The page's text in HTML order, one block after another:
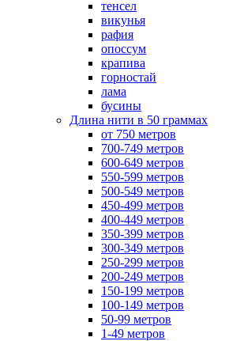
тенсел
викунья
рафия
опоссум
крапива
горностай
лама
бусины
Длина нити в 50 граммах
от 750 метров
700-749 метров
600-649 метров
550-599 метров
500-549 метров
450-499 метров
400-449 метров
350-399 метров
300-349 метров
250-299 метров
200-249 метров
150-199 метров
100-149 метров
50-99 метров
1-49 метров